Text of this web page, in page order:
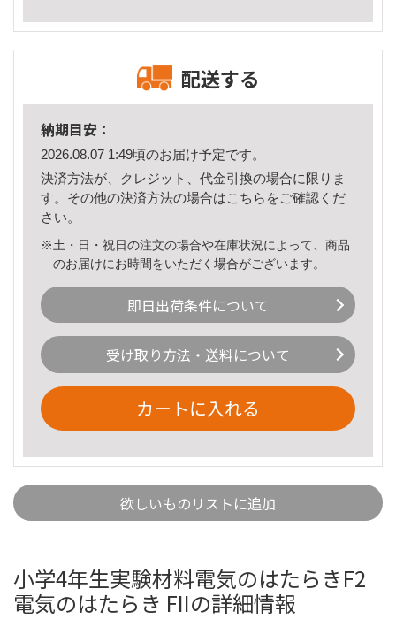
配送する
納期目安：
2026.08.07 1:49頃のお届け予定です。
決済方法が、クレジット、代金引換の場合に限りま
す。その他の決済方法の場合はこちら をご確認くだ
さい。
※土・日・祝日の注文の場合や在庫状況によって、商品
のお届けにお時間をいただく場合がございます。
即日出荷条件について
受け取り方法・送料について
カートに入れる
欲しいものリストに追加
小学4年生実験材料電気のはたらきF2
電気のはたらき FIIの詳細情報